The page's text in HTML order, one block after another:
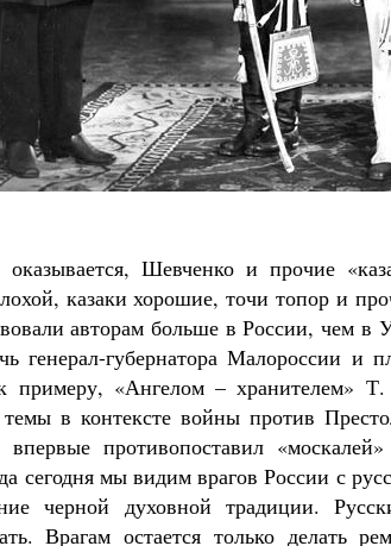
Шевченко и прочие
казаки хорошие, точи топор и
авторам больше в России, чем
генерал-губернатора Малороссии и
примеру, «Ангелом – хранителем»
темы в контексте войны против
противопоставил
сегодня мы видим врагов России с
черной духовной традиции.
Врагам остается только делать